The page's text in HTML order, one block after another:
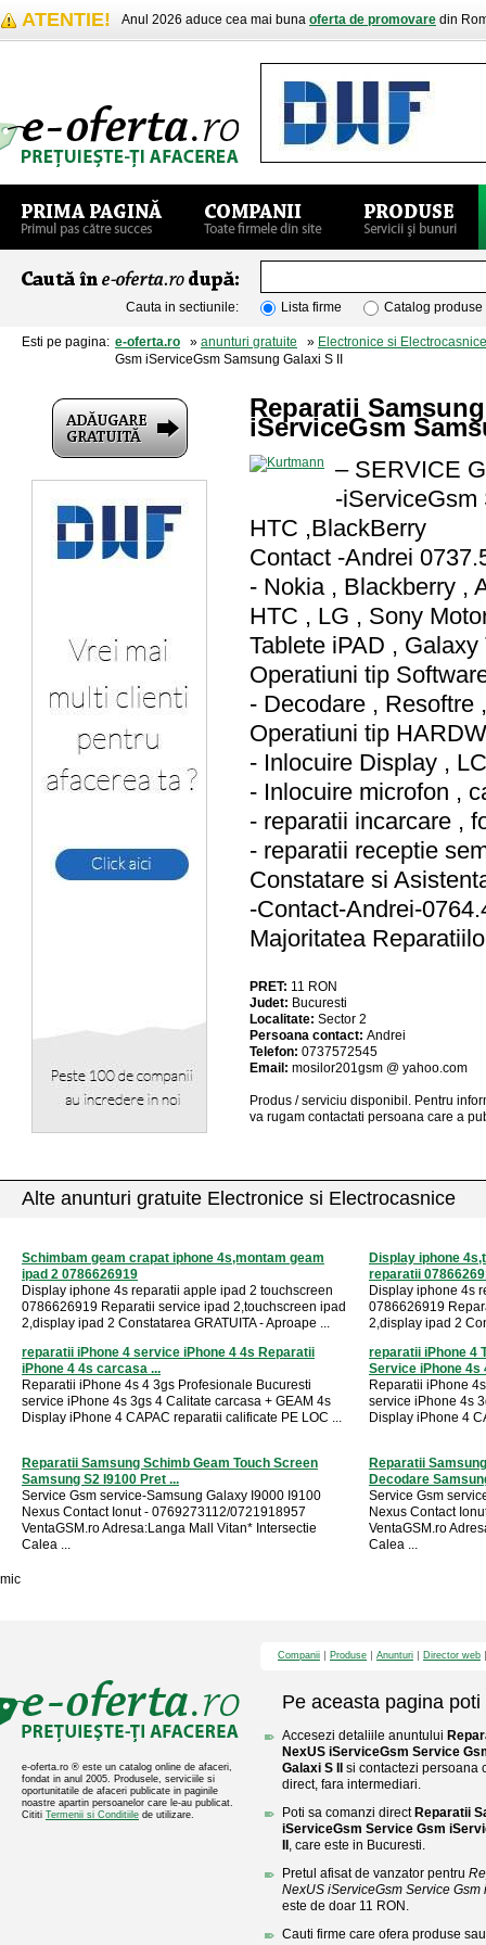
ATENTIE! Anul 2026 aduce cea mai buna oferta de promovare din
Cauta in sectiunile: Lista firme Catalog produse
Esti pe pagina: e-oferta.ro » anunturi gratuite » Electronice si Electrocasnice
Gsm iServiceGsm Samsung Galaxi S II
Reparatii
iServiceGsm
– SERVICE
-iServiceGsm
HTC ,BlackBerry
Contact -Andrei
- Nokia , Blackberry ,
HTC , LG , Sony
Tablete iPAD , Galaxy
Operatiuni tip
- Decodare , Resoftre
Operatiuni tip
- Inlocuire Display ,
- Inlocuire microfon ,
- reparatii incarcare ,
- reparatii receptie
Constatare si
-Contact-Andrei-
Majoritatea
PRET: 11 RON
Judet: Bucuresti
Localitate: Sector 2
Persoana contact: Andrei
Telefon: 0737572545
Email: mosilor201gsm @ yahoo.com
Produs / serviciu disponibil . Pentru
va rugam contactati persoana care a
Alte anunturi gratuite Electronice si Electrocasnice
Schimbam geam crapat iphone 4s,montam geam
ipad 2 0786626919
Display iphone 4s reparatii apple ipad 2 touchscreen
0786626919 Reparatii service ipad 2,touchscreen ipad
2,display ipad 2 Constatarea GRATUITA - Aproape ...
Display iphone
reparatii
Display iphone 4s
0786626919
2,display ipad 2
reparatii iPhone 4 service iPhone 4 4s Reparatii
iPhone 4 4s carcasa ...
Reparatii iPhone 4s 4 3gs Profesionale Bucuresti
service iPhone 4s 3gs 4 Calitate carcasa + GEAM 4s
Display iPhone 4 CAPAC reparatii calificate PE LOC ...
reparatii iPhone 4
Service iPhone 4s
Reparatii iPhone
service iPhone 4s
Display iPhone 4
Reparatii Samsung Schimb Geam Touch Screen
Samsung S2 I9100 Pret ...
Service Gsm service-Samsung Galaxy I9000 I9100
Nexus Contact Ionut - 0769273112/0721918957
VentaGSM.ro Adresa:Langa Mall Vitan* Intersectie
Calea ...
Reparatii
Decodare
Service Gsm
Nexus Contact
VentaGSM.ro
Calea ...
mic
e-oferta.ro ® este un catalog online de afaceri,
fondat in anul 2005. Produsele, serviciile si
oportunitatile de afaceri publicate in paginile
noastre apartin persoanelor care le-au publicat.
Cititi Termenii si Conditiile de utilizare.
Companii Produse Anunturi Director web
Pe aceasta pagina poti
Accesezi detaliile anuntului
NexUS iServiceGsm Service
Galaxi S II
si contactezi persoana
direct, fara intermediari.
Poti sa comanzi direct Reparatii
iServiceGsm Service Gsm
, care este in Bucuresti.
Pretul afisat de vanzator pentru
NexUS iServiceGsm Service Gsm
este de doar 11 RON.
Cauti firme care ofera produse